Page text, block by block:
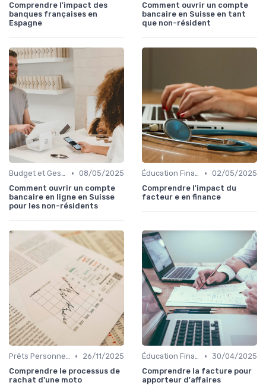
Comprendre l'impact des
banques françaises en
Espagne
Comment ouvrir un compte
bancaire en Suisse en tant
que non-résident
Budget et Gestion des Finances Personnelles • 08/05/2025
Comment ouvrir un compte
bancaire en ligne en Suisse
pour les non-résidents
Éducation Financière • 02/05/2025
Comprendre l'impact du
facteur e en finance
Prêts Personnels et Consommation •
26/11/2025
Comprendre le processus de
rachat d'une moto
Éducation Financière • 30/04/2025
Comprendre la facture pour
apporteur d'affaires